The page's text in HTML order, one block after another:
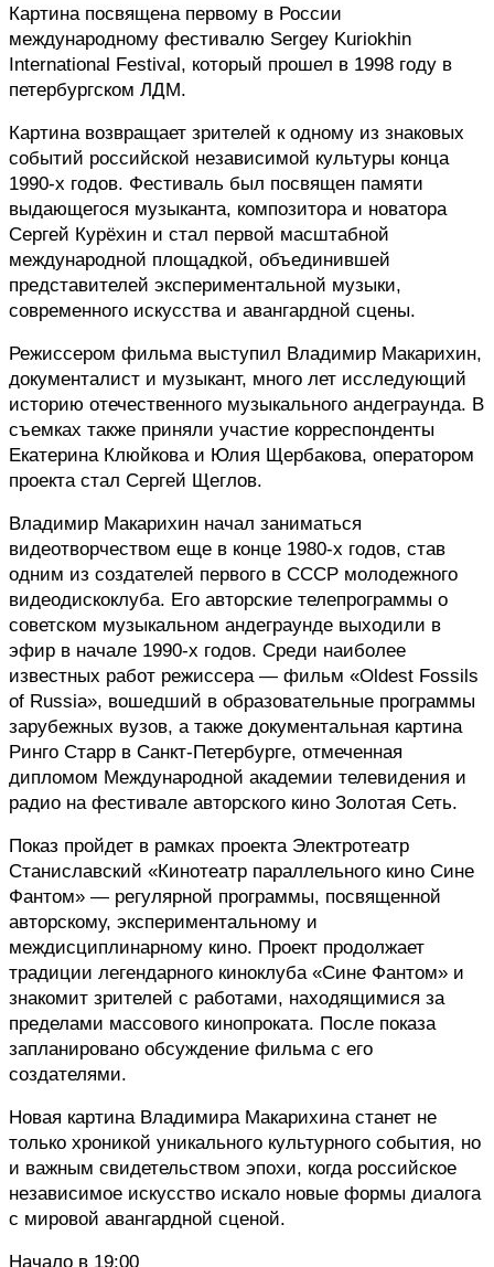
Картина посвящена первому в России
международному фестивалю Sergey Kuriokhin
International Festival, который прошел в 1998 году в
петербургском ЛДМ.
Картина возвращает зрителей к одному из знаковых
событий российской независимой культуры конца
1990-х годов. Фестиваль был посвящен памяти
выдающегося музыканта, композитора и новатора
Сергей Курёхин и стал первой масштабной
международной площадкой, объединившей
представителей экспериментальной музыки,
современного искусства и авангардной сцены.
Режиссером фильма выступил Владимир Макарихин,
документалист и музыкант, много лет исследующий
историю отечественного музыкального андеграунда. В
съемках также приняли участие корреспонденты
Екатерина Клюйкова и Юлия Щербакова, оператором
проекта стал Сергей Щеглов.
Владимир Макарихин начал заниматься
видеотворчеством еще в конце 1980-х годов, став
одним из создателей первого в СССР молодежного
видеодискоклуба. Его авторские телепрограммы о
советском музыкальном андеграунде выходили в
эфир в начале 1990-х годов. Среди наиболее
известных работ режиссера — фильм «Oldest Fossils
of Russia», вошедший в образовательные программы
зарубежных вузов, а также документальная картина
Ринго Старр в Санкт-Петербурге, отмеченная
дипломом Международной академии телевидения и
радио на фестивале авторского кино Золотая Сеть.
Показ пройдет в рамках проекта Электротеатр
Станиславский «Кинотеатр параллельного кино Сине
Фантом» — регулярной программы, посвященной
авторскому, экспериментальному и
междисциплинарному кино. Проект продолжает
традиции легендарного киноклуба «Сине Фантом» и
знакомит зрителей с работами, находящимися за
пределами массового кинопроката. После показа
запланировано обсуждение фильма с его
создателями.
Новая картина Владимира Макарихина станет не
только хроникой уникального культурного события, но
и важным свидетельством эпохи, когда российское
независимое искусство искало новые формы диалога
с мировой авангардной сценой.
Начало в 19:00